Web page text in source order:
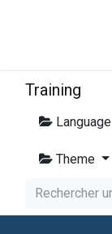
Training
Language
Theme